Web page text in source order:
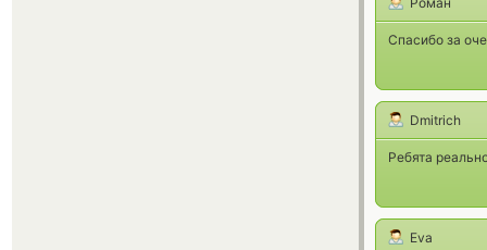
Спасибо за
Dmitrich
Ребята
Eva